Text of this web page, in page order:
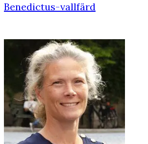
Benedictus-vallfärd